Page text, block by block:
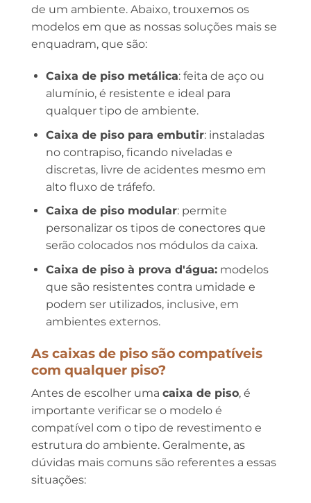
de um ambiente. Abaixo, trouxemos os
modelos em que as nossas soluções mais se
enquadram, que são:
Caixa de piso metálica: feita de aço ou
alumínio, é resistente e ideal para
qualquer tipo de ambiente.
Caixa de piso para embutir: instaladas
no contrapiso, ficando niveladas e
discretas, livre de acidentes mesmo em
alto fluxo de tráfefo.
Caixa de piso modular: permite
personalizar os tipos de conectores que
serão colocados nos módulos da caixa.
Caixa de piso à prova d'água:modelos
que são resistentes contra umidade e
podem ser utilizados, inclusive, em
ambientes externos.
As caixas de piso são compatíveis
com qualquer piso?
Antes de escolher uma caixa de piso, é
importante verificar se o modelo é
compatível com o tipo de revestimento e
estrutura do ambiente. Geralmente, as
dúvidas mais comuns são referentes a essas
situações: